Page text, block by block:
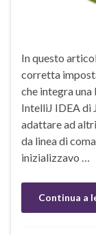
In questo
corretta
che integra
IntelliJ IDEA di
adattare ad
da linea di
inizializzavo …
Continua a